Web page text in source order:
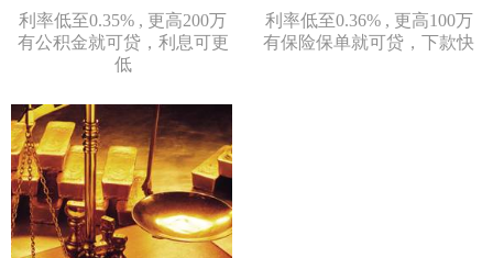
利率低至0.35% , 更高200万
有公积金就可贷，利息可更
低
利率低至0.36% , 更高100万
有保险保单就可贷，下款快